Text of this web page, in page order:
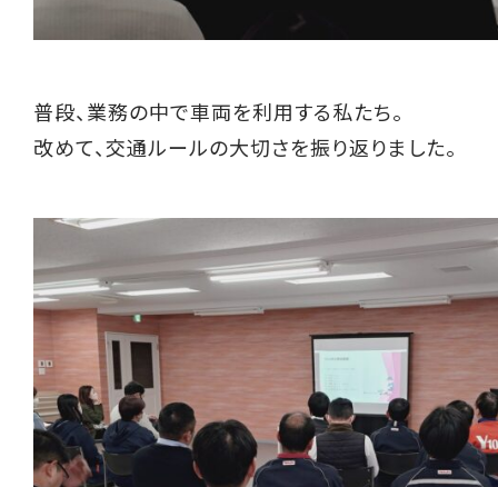
普段、業務の中で車両を利用する私たち。
改めて、交通ルールの大切さを振り返りました。